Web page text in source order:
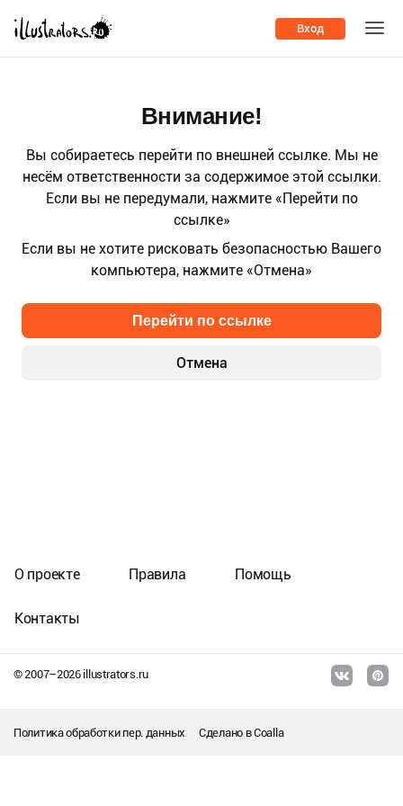
Вход
Внимание!
Вы собираетесь перейти по внешней ссылке. Мы не
несём ответственности за содержимое этой ссылки.
Если вы не передумали, нажмите «Перейти по
ссылке»
Если вы не хотите рисковать безопасностью Вашего
компьютера, нажмите «Отмена»
Отмена
Перейти по ссылке
© 2007–2026illustrators.ru
О проекте Правила Помощь
Контакты
Политика обработки пер. данных Сделано вCoalla